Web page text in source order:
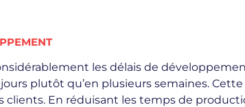
les délais de
plutôt qu’en plusieurs semaines.
clients. En réduisant les temps de